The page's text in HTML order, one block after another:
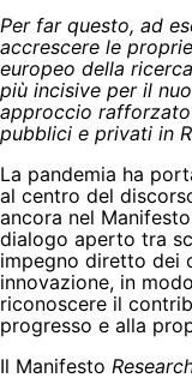
Per far questo, ad
accrescere le
europeo della
più incisive per il
approccio
pubblici e privati in
La pandemia ha
al centro del
ancora nel
dialogo aperto tra
impegno diretto dei
innovazione, in
riconoscere il
progresso e alla
Il Manifesto